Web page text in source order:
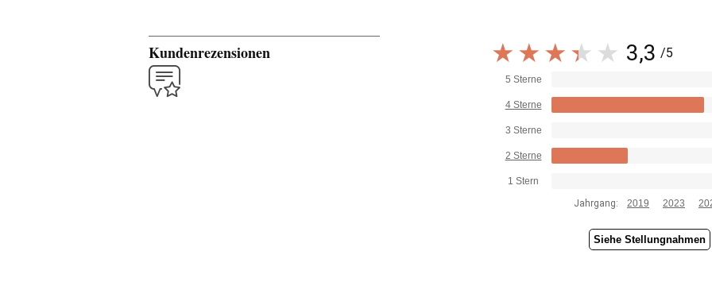
Kundenrezensionen 3,3 /5
5 Sterne
4 Sterne
3 Sterne
2 Sterne
1 Stern
Jahrgang:
2019 2023
Siehe Stellungnahmen